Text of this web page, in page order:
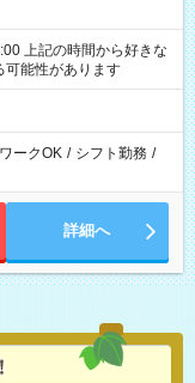
な
能性があります
ークOK / シフト勤務 /
詳細へ